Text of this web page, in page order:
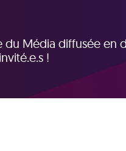
du Média diffusée en
!